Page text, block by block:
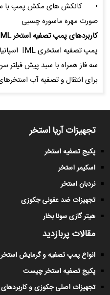
•
صورت مهره ماسوره چسبی
کاربردهای پمپ تصفیه استخر IML اسپانیا سری Big Discovery
سه فاز همراه با سبد پیش فیلتر
برای انتقال و تصفیه آب
تجهیزات آریا استخر
پکیج تصفیه استخر
اسکیمر استخر
نردبان استخر
تجهیزات ضد عفونی جکوزی
هیتر گازی سونا بخار
مقالات پربازدید
انواع پمپ تصفیه و گرمایش استخر
پکیج تصفیه استخر چیست
تجهیزات اصلی جکوزی و